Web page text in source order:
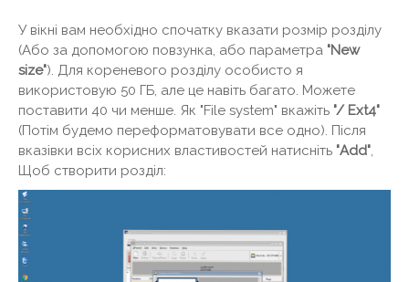
У вікні вам необхідно спочатку вказати розмір розділу
(Або за допомогою повзунка, або параметра "New
size"). Для кореневого розділу особисто я
використовую 50 ГБ, але це навіть багато. Можете
поставити 40 чи менше. Як "File system" вкажіть "/ Ext4"
(Потім будемо переформатовувати все одно). Після
вказівки всіх корисних властивостей натисніть "Add",
Щоб створити розділ: